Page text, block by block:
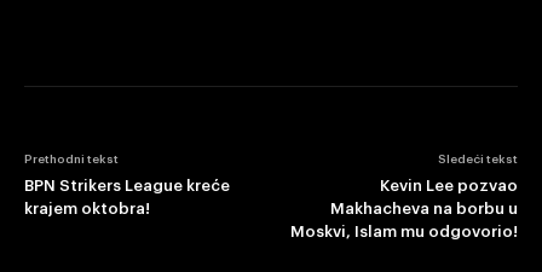
Prethodni tekst
BPN Strikers League kreće
krajem oktobra!
Sledeći tekst
Kevin Lee pozvao
Makhacheva na borbu u
Moskvi, Islam mu odgovorio!